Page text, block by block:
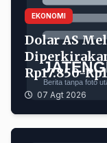
EKONOMI
Dolar AS
Rp17.850-
07 Agt 2026
Prabowo